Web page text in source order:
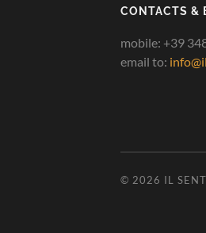
CONTACTS &
mobile: +39
email to:
© 2026 IL